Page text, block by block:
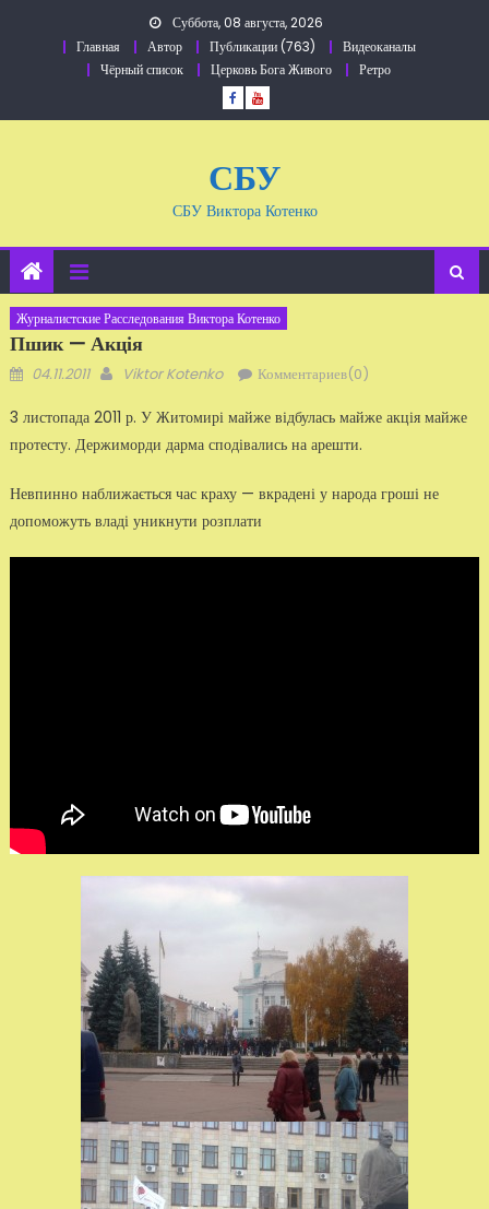
Суббота, 08 августа, 2026
Главная
Автор Публикации (763)
Видеоканалы
Чёрный список
Церковь Бога Живого Ретро
СБУ
СБУ Виктора Котенко
Журналистские Расследования Виктора Котенко
Пшик — Акція
Добавлено
04.11.2011 Автор
Viktor Kotenko Комментариев(0)
3 листопада 2011 р. У Житомирі майже відбулась майже акція майже
протесту. Держиморди дарма сподівались на арешти.
Невпинно наближається час краху — вкрадені у народа гроші не
допоможуть владі уникнути розплати